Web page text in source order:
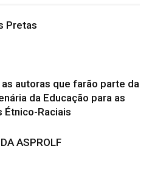
Pretas
as autoras que farão parte da
da Educação para as
Étnico-Raciais
ASPROLF